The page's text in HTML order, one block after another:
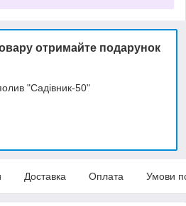
отримайте подарунок
"Садівник-50"
Доставка Оплата Умови